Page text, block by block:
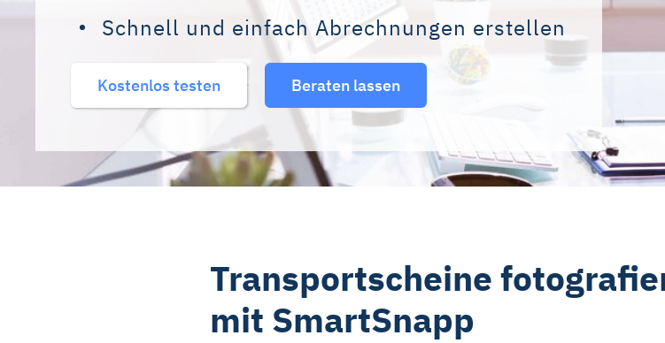
Schnell und einfach Abrechnungen erstellen
Kostenlos testen Beraten lassen
Transportscheine
mit SmartSnapp